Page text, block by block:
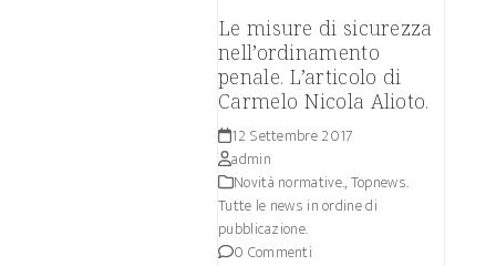
Le misure di sicurezza
nell’ordinamento
penale. L’articolo di
Carmelo Nicola Alioto.
12 Settembre 2017
admin
Novità normative.,Topnews.
Tutte le news in ordine di
pubblicazione.
0 Commenti